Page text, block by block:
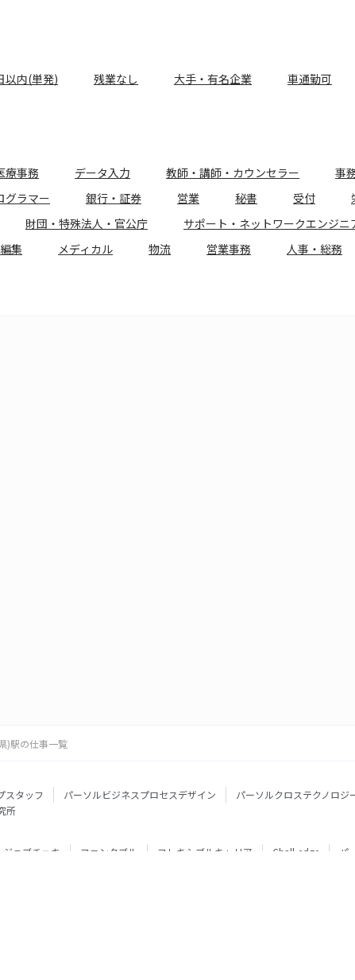
以内(単発) 残業なし 大手・有名企業 車通勤可
療事務 データ入力 教師・講師・カウンセラー 事
グラマー 銀行・証券 営業 秘書 受付
財団・特殊法人・官公庁 サポート・ネットワークエンジニ
編集 メディカル 物流 営業事務 人事・総務
)駅の仕事一覧
スタッフ パーソルビジネスプロセスデザイン パーソルクロステクノロジ
所
ジョブチェキ ファンタブル フレキシブルキャリア Chall-edge
パ